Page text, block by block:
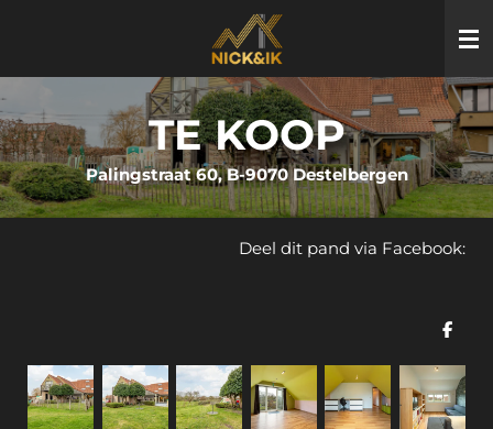
naar
hoofdinhoud
TE KOOP
Palingstraat 60, B-9070 Destelbergen
Deel dit pand via Facebook:
D
l
e
n